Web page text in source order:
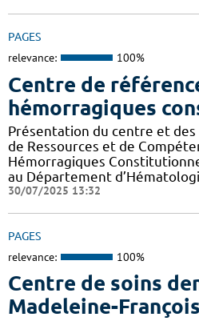
PAGES
relevance: 100%
Centre de
hémorragiques
Présentation du centre et
de Ressources et de
Hémorragiques
au Département
30/07/2025 13:32
PAGES
relevance: 100%
Centre de soins
Madeleine-